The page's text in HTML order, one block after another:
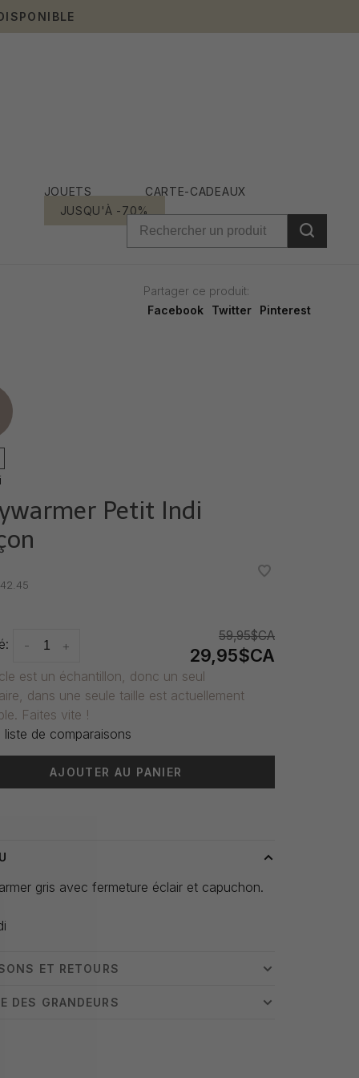
JOUETS
CARTE-CADEAUX
JUSQU'À -70%
Partager ce produit:
Facebook
Twitter Pinterest
Petit Indi
+
-
59,95$CA
29,95$CA
est un échantillon, donc un seul
dans une seule taille est actuellement
Faites vite !
liste de comparaisons
AJOUTER AU PANIER
gris avec fermeture éclair et capuchon.
ET RETOURS
DES GRANDEURS